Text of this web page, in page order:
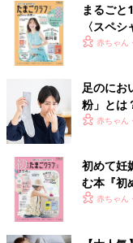
まるごと
〈スペ
赤ちゃん
足のにお
粉」とは
赤ちゃん
初めて妊
む本『初
赤ちゃん